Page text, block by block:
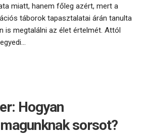
miatt, hanem főleg azért, mert a
táborok tapasztalatai árán tanulta
is megtalálni az élet értelmét. Attól
Hogyan
sorsot?